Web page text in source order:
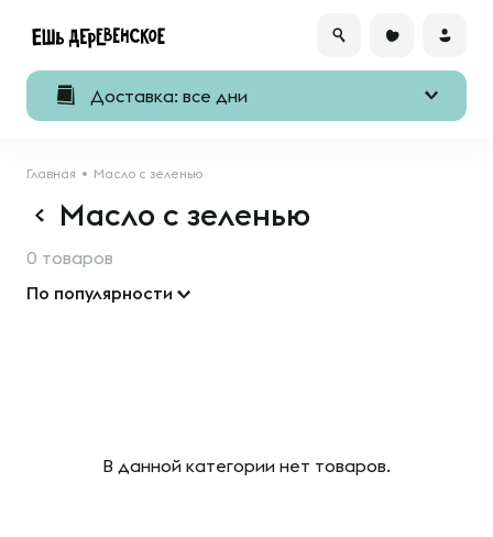
Доставка: все дни
Главная Масло с зеленью
Масло с зеленью
0 товаров
По популярности
В данной категории нет товаров.